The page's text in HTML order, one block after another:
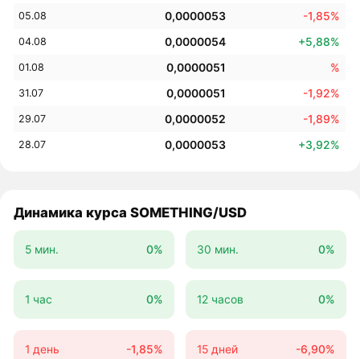
05.08 0,0000053 -1,85%
04.08 0,0000054 +5,88%
01.08 0,0000051 %
31.07 0,0000051 -1,92%
29.07 0,0000052 -1,89%
28.07 0,0000053 +3,92%
Динамика курса SOMETHING/USD
5 мин. 0% 30 мин. 0%
1 час 0% 12 часов 0%
1 день -1,85% 15 дней -6,90%